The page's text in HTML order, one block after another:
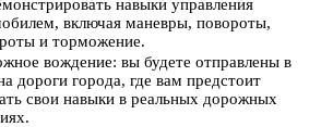
навыки управления
включая маневры, повороты,
и торможение.
вождение: вы будете отправлены в
дороги города, где вам предстоит
свои навыки в реальных дорожных